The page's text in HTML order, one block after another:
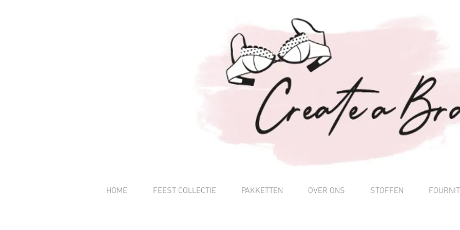
HOME FEEST COLLECTIE PAKKETTEN OVER ONS STOFFEN